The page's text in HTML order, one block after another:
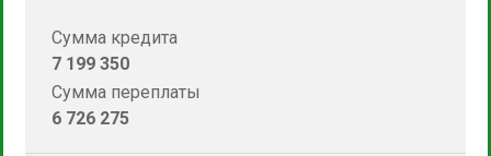
Сумма кредита
7 199 350
Сумма переплаты
6 726 275